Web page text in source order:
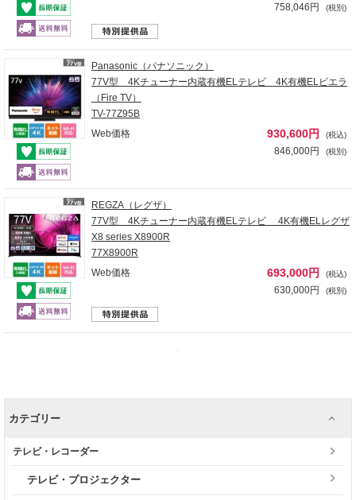
758,046円 (税別)
Panasonic（パナソニック）
77V型 4Kチューナー内蔵有機ELテレビ 4K有機ELビエラ
（Fire TV）
TV-77Z95B
Web価格
930,600円 (税込)
846,000円 (税別)
REGZA（レグザ）
77V型 4Kチューナー内蔵有機ELテレビ 4K有機ELレグザ
X8 series X8900R
77X8900R
Web価格
693,000円 (税込)
630,000円 (税別)
カテゴリー
テレビ・レコーダー
テレビ・プロジェクター